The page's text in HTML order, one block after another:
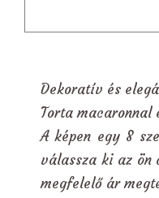
Dekoratív és
Torta macaronnal
A képen egy 8
válassza ki az ön
megfelelő ár